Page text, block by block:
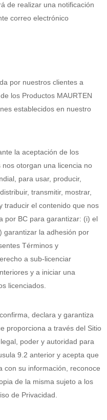
de realizar una notificación
correo electrónico
por nuestros clientes a
los Productos MAURTEN
establecidos en nuestro
la aceptación de los
otorgan una licencia no
para usar, producir,
transmitir, mostrar,
traducir el contenido que nos
por BC para garantizar: (i) el
garantizar la adhesión por
Términos y
a sub-licenciar
y a iniciar una
licenciados.
declara y garantiza
proporciona a través del Sitio
poder y autoridad para
9.2 anterior y acepta que
con su información, reconoce
de la misma sujeto a los
de Privacidad.